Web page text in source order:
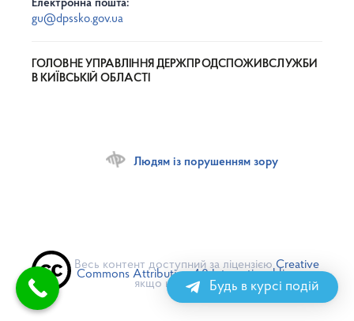
Електронна пошта:
gu@dpssko.gov.ua
ГОЛОВНЕ УПРАВЛІННЯ ДЕРЖПРОДСПОЖИВСЛУЖБИ
В КИЇВСЬКІЙ ОБЛАСТІ
Людям із порушенням зору
Весь контент доступний за ліцензієюCreative
Commons Attribution 4.0 International license,
якщо не зазначено іншеБудь в курсі подій